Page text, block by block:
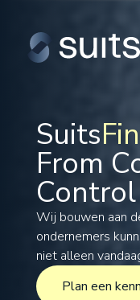
Suits
From
Control
Wij bouwen aan
ondernemers
niet alleen
Plan een